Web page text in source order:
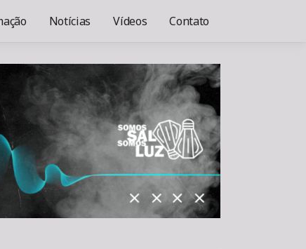
Notícias Vídeos Contato